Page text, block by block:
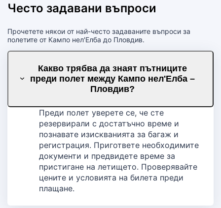
Често задавани въпроси
Прочетете някои от най-често задаваните въпроси за
полетите от Кампо нел'Елба до Пловдив.
Какво трябва да знаят пътниците
преди полет между Кампо нел'Елба –
Пловдив?
Преди полет уверете се, че сте
резервирали с достатъчно време и
познавате изискванията за багаж и
регистрация. Пригответе необходимите
документи и предвидете време за
пристигане на летището. Проверявайте
цените и условията на билета преди
плащане.